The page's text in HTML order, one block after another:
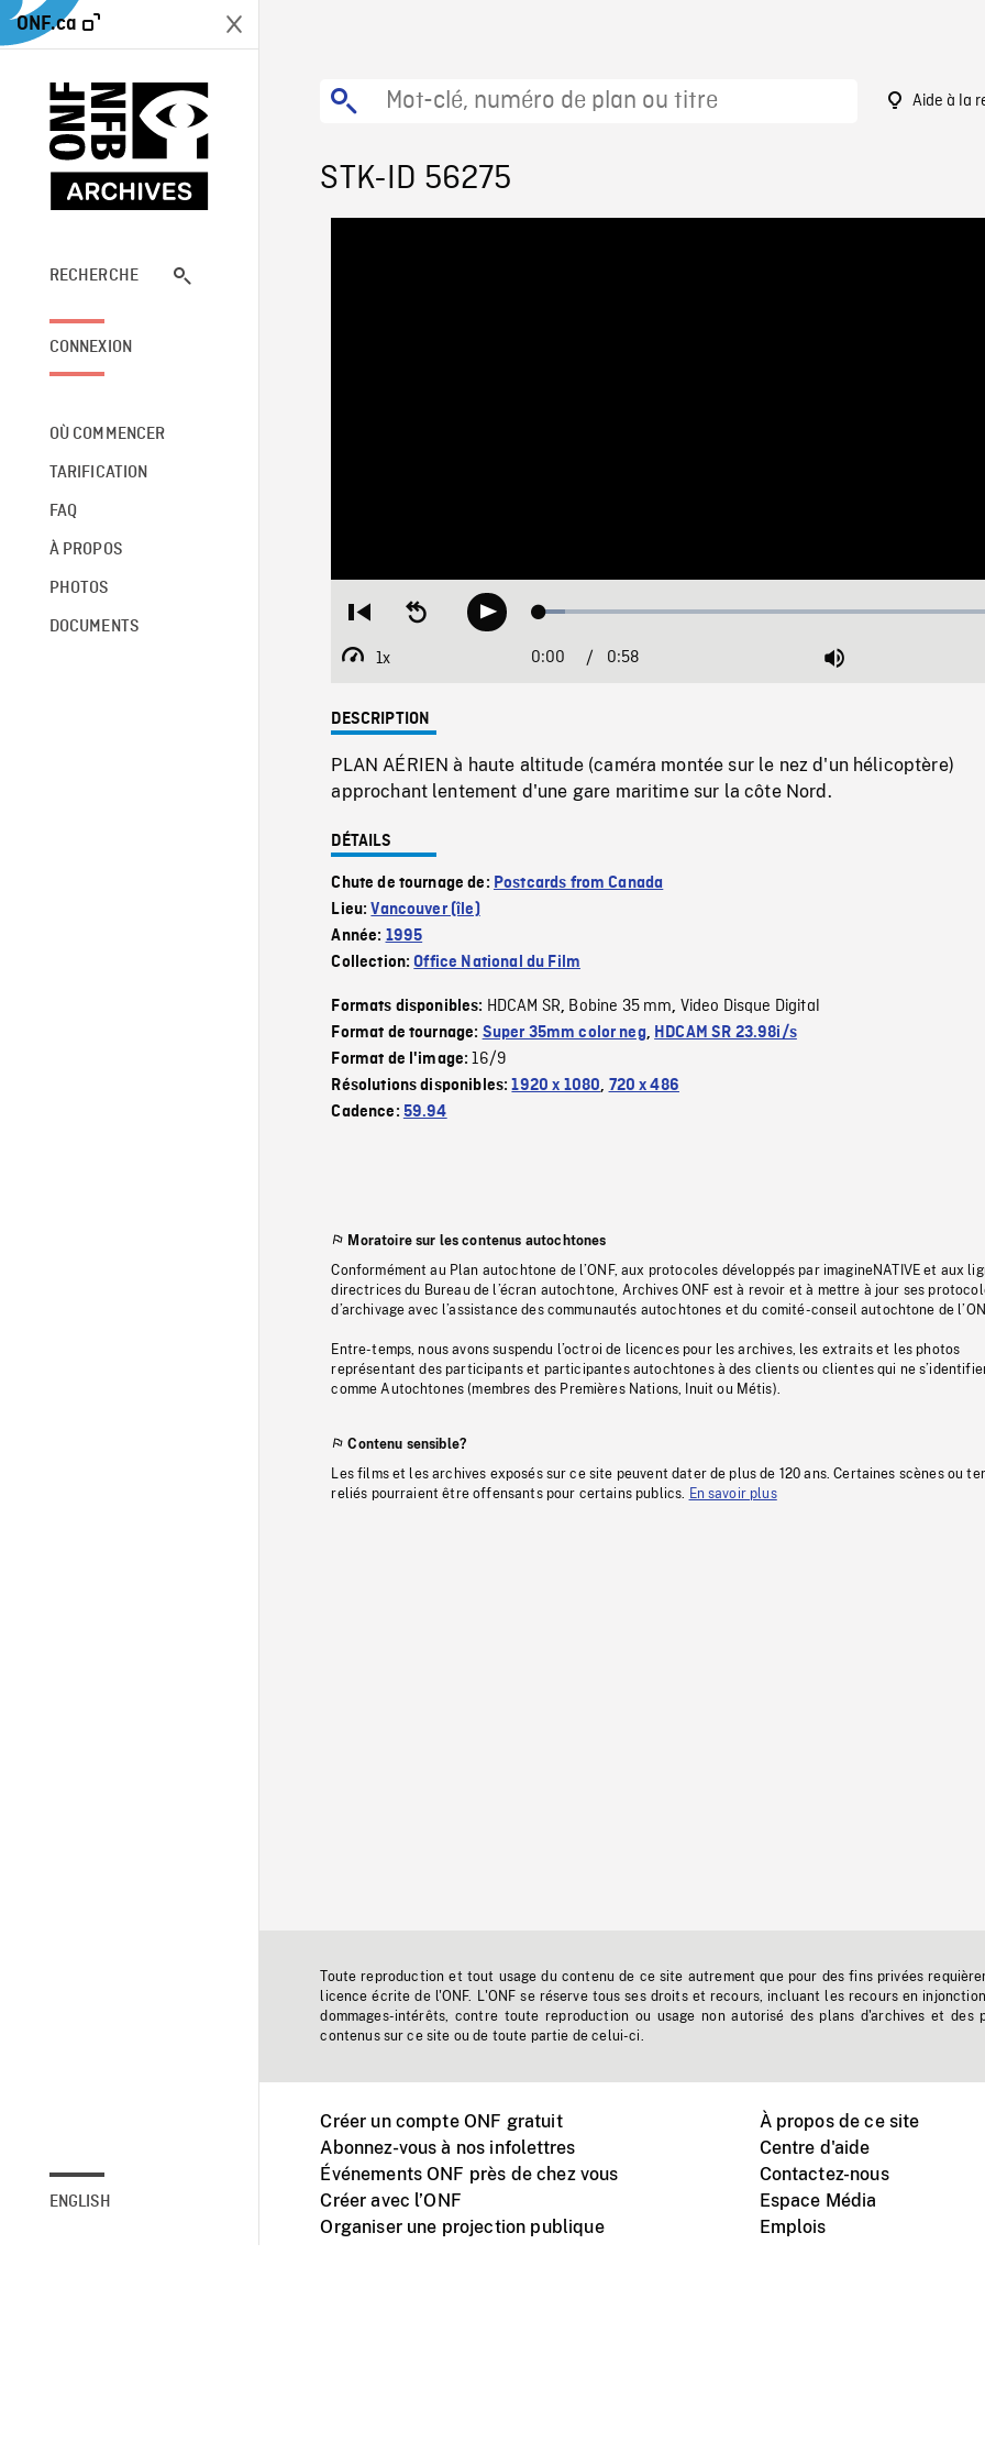
ONF.ca
RECHERCHE
CONNEXION
OÙ COMMENCER
TARIFICATION
FAQ
À PROPOS
PHOTOS
DOCUMENTS
ENGLISH
Aide à la
STK-ID 56275
Restart
beginning
Seek
backwardPlay Loaded:
1x
Playback
Current
0:00 / Duration
0:58 Mute
DESCRIPTION
PLAN AÉRIEN à haute altitude (caméra montée sur le nez d'un hélicoptère)
approchant lentement d'une gare maritime sur la côte Nord.
DÉTAILS
Chute de tournage de: Postcards from Canada
Lieu:Vancouver (île)
Année: 1995
Collection:Office National du Film
Formats disponibles: HDCAM SR, Bobine 35 mm, Video Disque Digital
Format de tournage: Super 35mm color neg, HDCAM SR 23.98i/s
Format de l'image:16/9
Résolutions disponibles:1920 x 1080, 720 x 486
Cadence: 59.94
Moratoire sur les contenus autochtones
Conformément au Plan autochtone de l’ONF, aux protocoles développés par imagineNATIVE et aux
directrices du Bureau de l’écran autochtone, Archives ONF est à revoir et à mettre à jour ses
d’archivage avec l’assistance des communautés autochtones et du comité-conseil autochtone de
Entre-temps, nous avons suspendu l’octroi de licences pour les archives, les extraits et les photos
représentant des participants et participantes autochtones à des clients ou clientes qui ne
comme Autochtones (membres des Premières Nations, Inuit ou Métis).
Contenu sensible?
Les films et les archives exposés sur ce site peuvent dater de plus de 120 ans. Certaines scènes ou
reliés pourraient être offensants pour certains publics.
En savoir plus
Toute reproduction et tout usage du contenu de ce site autrement que pour des fins privées
licence écrite de l'ONF. L'ONF se réserve tous ses droits et recours, incluant les recours en
dommages-intérêts, contre toute reproduction ou usage non autorisé des plans d'archives et des
contenus sur ce site ou de toute partie de celui-ci.
Créer un compte ONF gratuit
Abonnez-vous à nos infolettres
Événements ONF près de chez vous
Créer avec l’ONF
Organiser une projection publique
À propos de ce site
Centre d'aide
Contactez-nous
Espace Média
Emplois